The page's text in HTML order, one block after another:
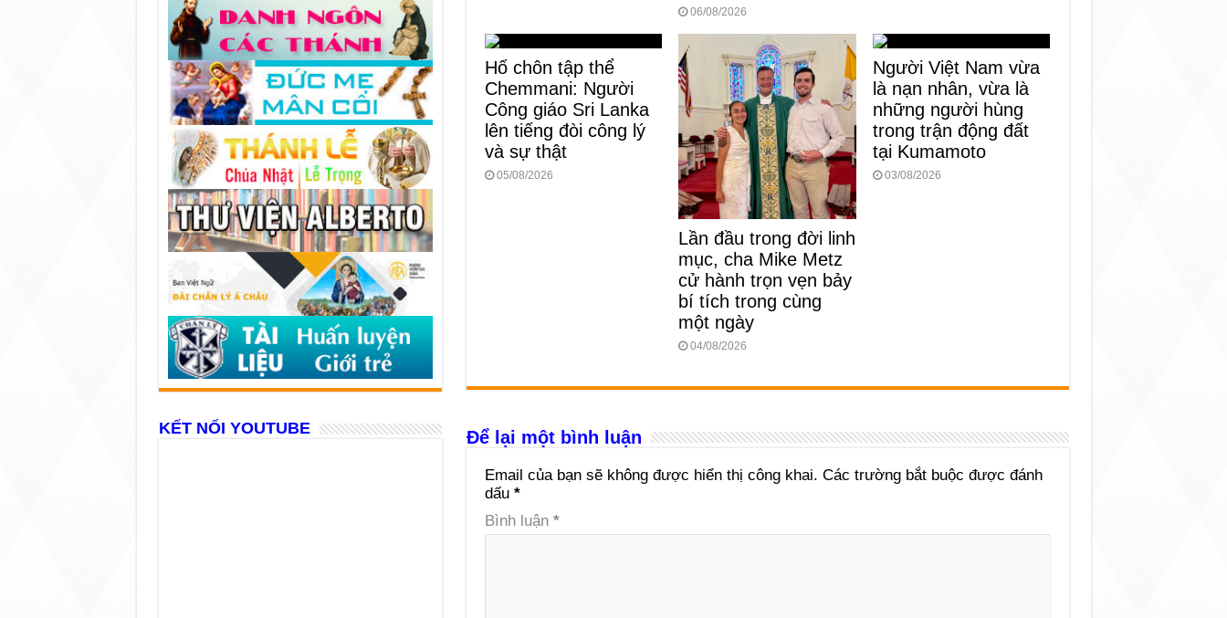
06/08/2026
Hố chôn tập thể
Chemmani: Người
Công giáo Sri Lanka
lên tiếng đòi công lý
và sự thật
05/08/2026
Lần đầu trong đời linh
mục, cha Mike Metz
cử hành trọn vẹn bảy
bí tích trong cùng
một ngày
04/08/2026
Người Việt Nam vừa
là nạn nhân, vừa là
những người hùng
trong trận động đất
tại Kumamoto
03/08/2026
Để lại một bình luận
Email của bạn sẽ không được hiển thị công khai. Các trường bắt buộc được đánh
dấu *
Bình luận *
KẾT NỐI YOUTUBE